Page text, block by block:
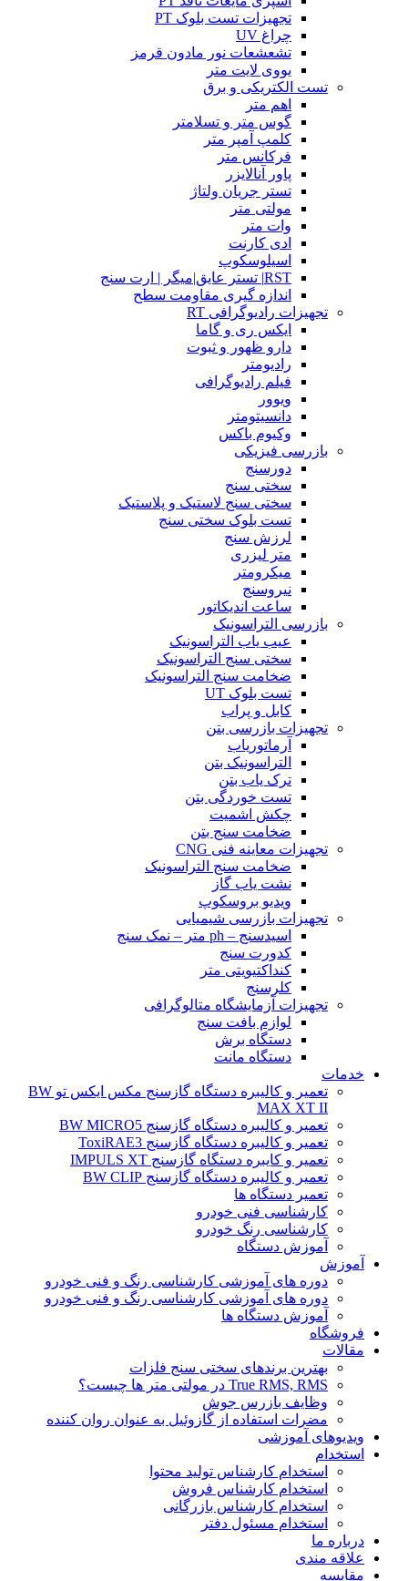
تجهیزات تست بلوک PT
چراغ UV
تشعشعات نور مادون قرمز
یووی لایت متر
تست الکتریکی و برق
اهم متر
گوس متر و تسلامتر
کلمپ آمپر متر
فرکانس متر
پاور آنالایزر
تستر جریان ولتاژ
مولتی متر
وات متر
ادی کارنت
اسیلوسکوپ
RST| تستر عایق|میگر | ارت سنج
اندازه گیری مقاومت سطح
تجهیزات رادیوگرافی RT
ایکس ری و گاما
دارو ظهور و ثبوت
رادیومتر
فیلم رادیوگرافی
ویوور
دانسیتومتر
وکیوم باکس
بازرسی فیزیکی
دورسنج
سختی سنج
سختی سنج لاستیک و پلاستیک
تست بلوک سختی سنج
لرزش سنج
متر لیزری
میکرومتر
نیروسنج
ساعت اندیکاتور
بازرسی التراسونیک
عیب یاب التراسونیک
سختی سنج التراسونیک
ضخامت سنج التراسونیک
تست بلوک UT
کابل و پراب
تجهیزات بازرسی بتن
آرماتوریاب
التراسونیک بتن
ترک یاب بتن
تست خوردگی بتن
چکش اشمیت
ضخامت سنج بتن
تجهیزات معاینه فنی CNG
ضخامت سنج التراسونیک
نشت یاب گاز
ویدیو بروسکوپ
تجهیزات بازرسی شیمیایی
اسیدسنج – ph متر – نمک سنج
کدورت سنج
کنداکتیویتی متر
کلرسنج
تجهیزات آزمایشگاه متالوگرافی
لوازم بافت سنج
دستگاه برش
دستگاه مانت
خدمات
تعمیر و کالیبره دستگاه گازسنج مکس ایکس تو BW
MAX XT II
تعمیر و کالیبره دستگاه گازسنج BW MICRO5
تعمیر و کالیبره دستگاه گازسنج ToxiRAE3
تعمیر و کایبره دستگاه گازسنج IMPULS XT
تعمیر و کالیبره دستگاه گازسنج BW CLIP
تعمیر دستگاه ها
کارشناسی فنی خودرو
کارشناسی رنگ خودرو
آموزش دستگاه
آموزش
دوره های آموزشی کارشناسی رنگ و فنی خودرو
دوره های آموزشی کارشناسی رنگ و فنی خودرو
آموزش دستگاه ها
فروشگاه
مقالات
بهترین برندهای سختی سنج فلزات
True RMS, RMS در مولتی متر ها چیست؟
وظایف بازرس جوش
مضرات استفاده از گازوئیل به عنوان روان کننده
ویدیوهای آموزشی
استخدام
استخدام کارشناس تولید محتوا
استخدام کارشناس فروش
استخدام کارشناس بازرگانی
استخدام مسئول دفتر
درباره ما
علاقه مندی
مقایسه